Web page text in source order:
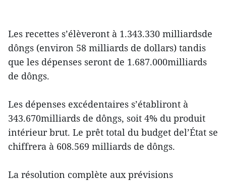
Les recettes s’élèveront à 1.343.330 milliardsde
dôngs (environ 58 milliards de dollars) tandis
que les dépenses seront de 1.687.000milliards
de dôngs.
Les dépenses excédentaires s’établiront à
343.670milliards de dôngs, soit 4% du produit
intérieur brut. Le prêt total du budget del’État se
chiffrera à 608.569 milliards de dôngs.
La résolution complète aux prévisions